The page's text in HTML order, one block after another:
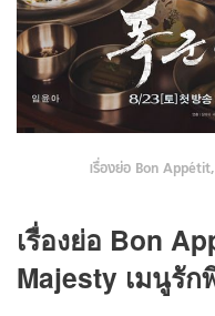
เรื่องย่อ Bon
เรื่องย่อ Bon
Majesty เมนูรัก